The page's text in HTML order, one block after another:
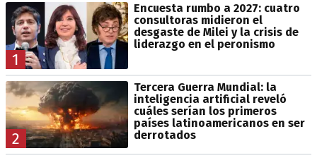
1
Encuesta rumbo a 2027: cuatro
consultoras midieron el
desgaste de Milei y la crisis de
liderazgo en el peronismo
2
Tercera Guerra Mundial: la
inteligencia artificial reveló
cuáles serían los primeros
países latinoamericanos en ser
derrotados